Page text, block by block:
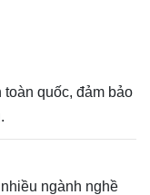
quốc, đảm bảo
ngành nghề